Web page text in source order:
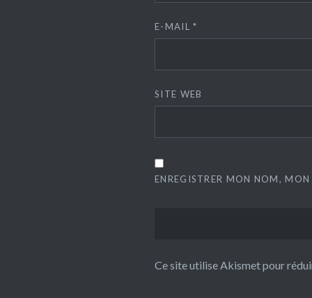
E-MAIL*
SITE WEB
ENREGISTRER MON NOM,
Ce site utilise Akismet pour